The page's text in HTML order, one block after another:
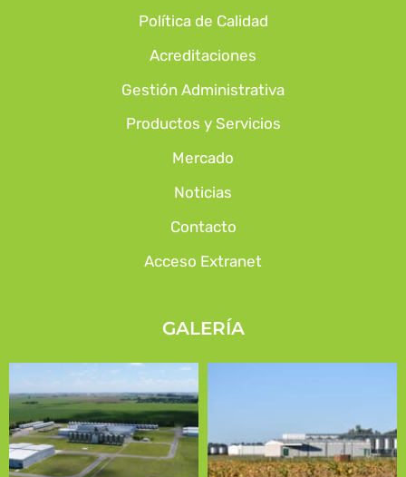
Política de Calidad
Acreditaciones
Gestión Administrativa
Productos y Servicios
Mercado
Noticias
Contacto
Acceso Extranet
GALERÍA